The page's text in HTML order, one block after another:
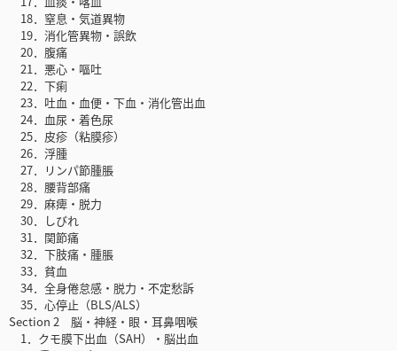
18．窒息・気道異物
19．消化管異物・誤飲
20．腹痛
21．悪心・嘔吐
22．下痢
23．吐血・血便・下血・消化管出血
24．血尿・着色尿
25．皮疹（粘膜疹）
26．浮腫
27．リンパ節腫脹
28．腰背部痛
29．麻痺・脱力
30．しびれ
31．関節痛
32．下肢痛・腫脹
33．貧血
34．全身倦怠感・脱力・不定愁訴
35．心停止（BLS/ALS）
Section 2 脳・神経・眼・耳鼻咽喉
1．クモ膜下出血（SAH）・脳出血